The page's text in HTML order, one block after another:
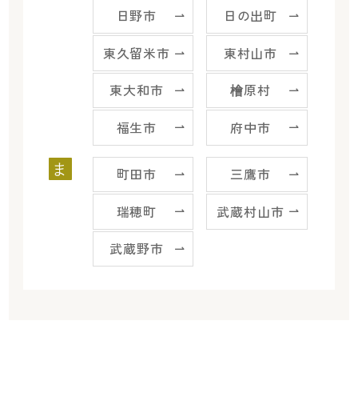
日野市
日の出町
東久留米市
東村山市
東大和市
檜原村
福生市
府中市
ま 町田市
三鷹市
瑞穂町
武蔵村山市
武蔵野市